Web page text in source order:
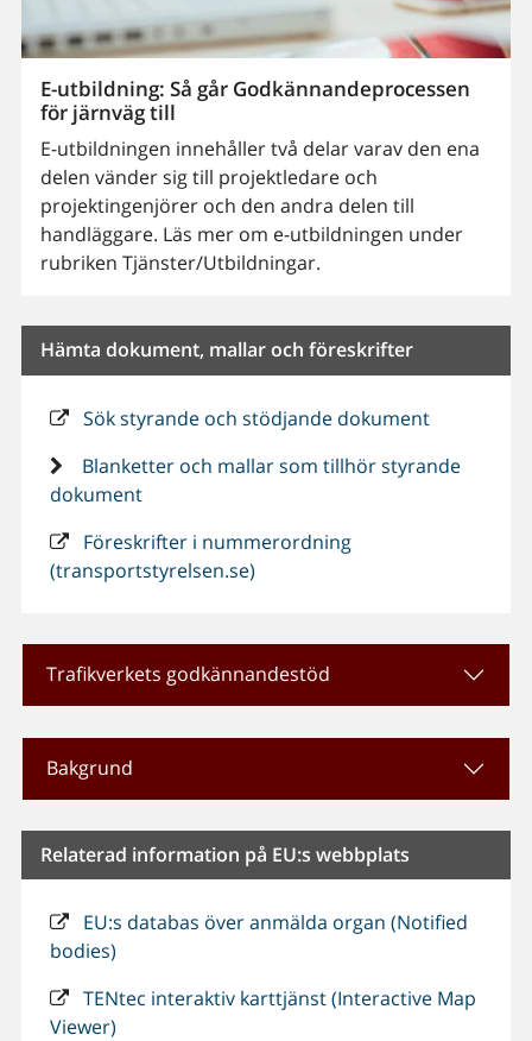
E-utbildning: Så går Godkännandeprocessen
för järnväg till
E-utbildningen innehåller två delar varav den ena
delen vänder sig till projektledare och
projektingenjörer och den andra delen till
handläggare. Läs mer om e-utbildningen under
rubriken Tjänster/Utbildningar.
Hämta dokument, mallar och föreskrifter
Sök styrande och stödjande dokument
Blanketter och mallar som tillhör styrande
dokument
Föreskrifter i nummerordning
(transportstyrelsen.se)
Trafikverkets godkännandestöd
Bakgrund
Relaterad information på EU:s webbplats
EU:s databas över anmälda organ (Notified
bodies)
TENtec interaktiv karttjänst (Interactive Map
Viewer)